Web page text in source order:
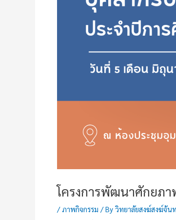
โครงการพัฒนาศักยภ
/ภาพกิจกรรม / By วิทยาลัยสงฆ์สงฆ์จัน